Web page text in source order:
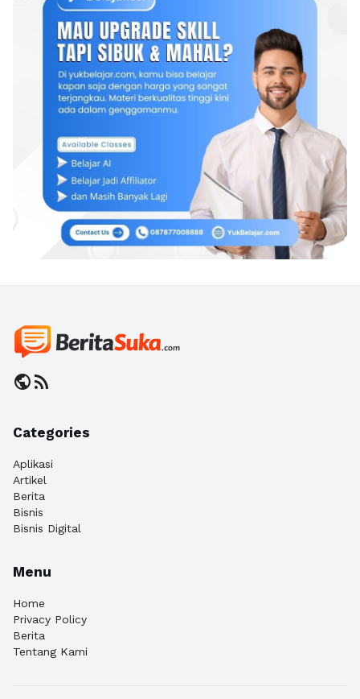
publicrss_feed
Categories
Aplikasi
Artikel
Berita
Bisnis
Bisnis Digital
Menu
Home
Privacy Policy
Berita
Tentang Kami